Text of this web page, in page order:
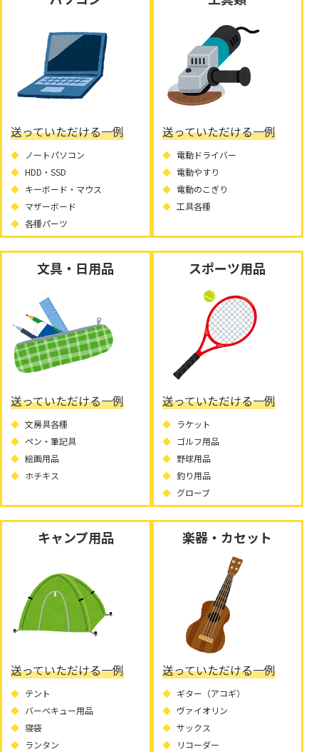
送っていただける一例
ノートパソコン
HDD・SSD
キーボード・マウス
マザーボード
各種パーツ
送っていただける一例
電動ドライバー
電動やすり
電動のこぎり
工具各種
文具・日用品
送っていただける一例
文房具各種
ペン・筆記具
絵画用品
ホチキス
スポーツ用品
送っていただける一例
ラケット
ゴルフ用品
野球用品
釣り用品
グローブ
キャンプ用品
送っていただける一例
テント
バーベキュー用品
寝袋
ランタン
楽器・カセット
送っていただける一例
ギター（アコギ）
ヴァイオリン
サックス
リコーダー